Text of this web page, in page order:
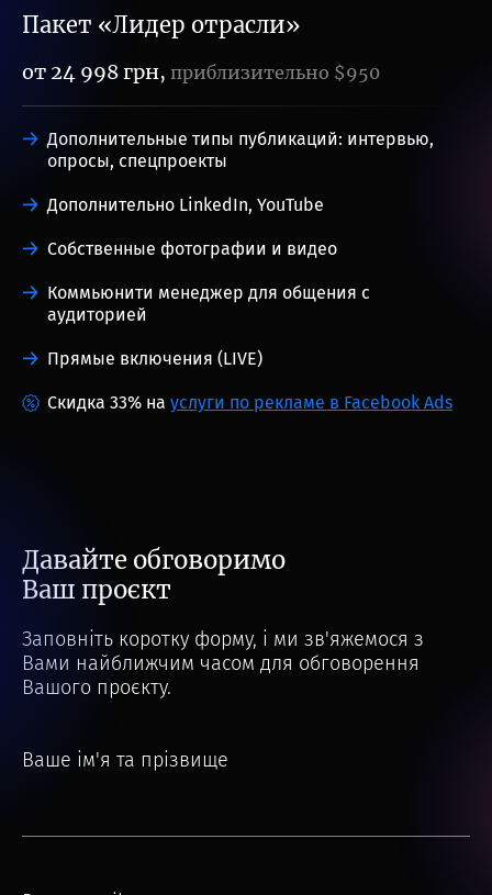
Пакет «Лидер отрасли»
от 24 998 грн, приблизительно $950
Дополнительные типы публикаций: интервью,
опросы, спецпроекты
Дополнительно LinkedIn, YouTube
Собственные фотографии и видео
Коммьюнити менеджер для общения с
аудиторией
Прямые включения (LIVE)
Скидка 33% на услуги по рекламе в Facebook Ads
Давайте обговоримо
Ваш проєкт
Заповніть коротку форму, і ми зв'яжемося з
Вами найближчим часом для обговорення
Вашого проєкту.
Ваше ім'я та прізвище